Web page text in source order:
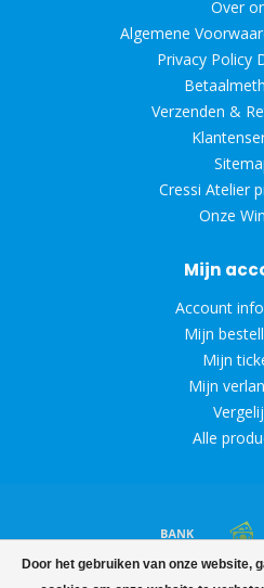
Door het gebruiken van onze website,
Over
Algemene
Privacy Policy
Verzenden &
Cressi Atelier
Onze
Mijn
Account
Mijn
Mijn
Mijn
Alle